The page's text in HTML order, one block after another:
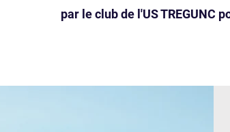
par le club de l'US TREGUNC